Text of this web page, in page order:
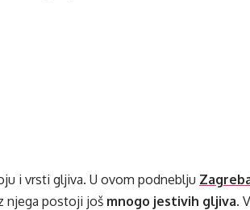
i vrsti gljiva. U ovom podneblju
njega postoji još mnogo jestivih gljiva.